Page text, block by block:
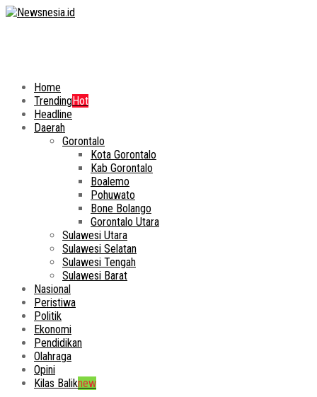
Home
TrendingHot
Headline
Daerah
Gorontalo
Kota Gorontalo
Kab Gorontalo
Boalemo
Pohuwato
Bone Bolango
Gorontalo Utara
Sulawesi Utara
Sulawesi Selatan
Sulawesi Tengah
Sulawesi Barat
Nasional
Peristiwa
Politik
Ekonomi
Pendidikan
Olahraga
Opini
Kilas Baliknew